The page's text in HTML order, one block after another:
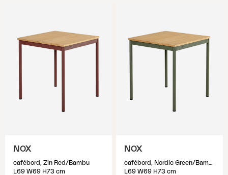
NOX
cafébord, Zin Red/Bambu
L69 W69 H73 cm
NOX
cafébord, Nordic Green/Bambu
L69 W69 H73 cm